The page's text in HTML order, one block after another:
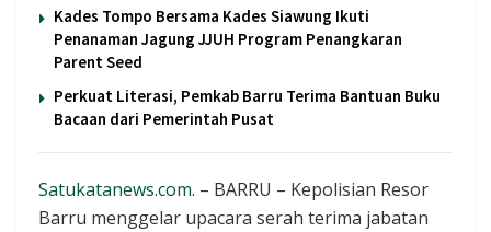
Kades Tompo Bersama Kades Siawung Ikuti
Penanaman Jagung JJUH Program Penangkaran
Parent Seed
Perkuat Literasi, Pemkab Barru Terima Bantuan Buku
Bacaan dari Pemerintah Pusat
Satukatanews.com. – BARRU – Kepolisian Resor
Barru menggelar upacara serah terima jabatan